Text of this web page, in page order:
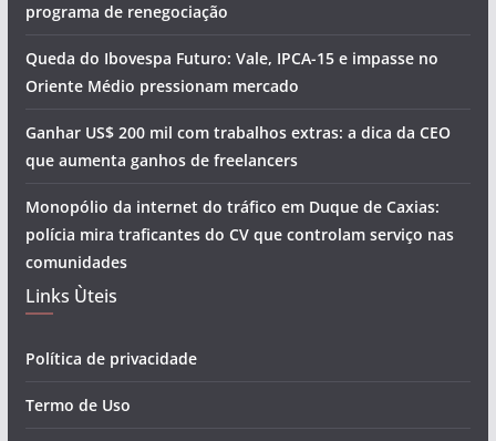
programa de renegociação
Queda do Ibovespa Futuro: Vale, IPCA-15 e impasse no
Oriente Médio pressionam mercado
Ganhar US$ 200 mil com trabalhos extras: a dica da CEO
que aumenta ganhos de freelancers
Monopólio da internet do tráfico em Duque de Caxias:
polícia mira traficantes do CV que controlam serviço nas
comunidades
Links Ùteis
Política de privacidade
Termo de Uso